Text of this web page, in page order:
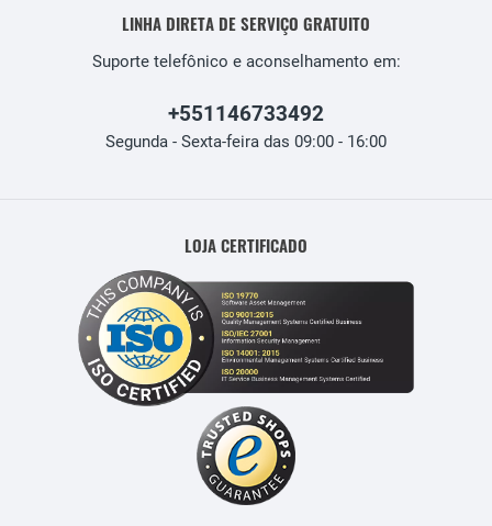
LINHA DIRETA DE SERVIÇO GRATUITO
Suporte telefônico e aconselhamento em:
+551146733492
Segunda - Sexta-feira das 09:00 - 16:00
LOJA CERTIFICADO